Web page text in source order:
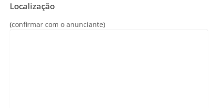
Localização
(confirmar com o anunciante)